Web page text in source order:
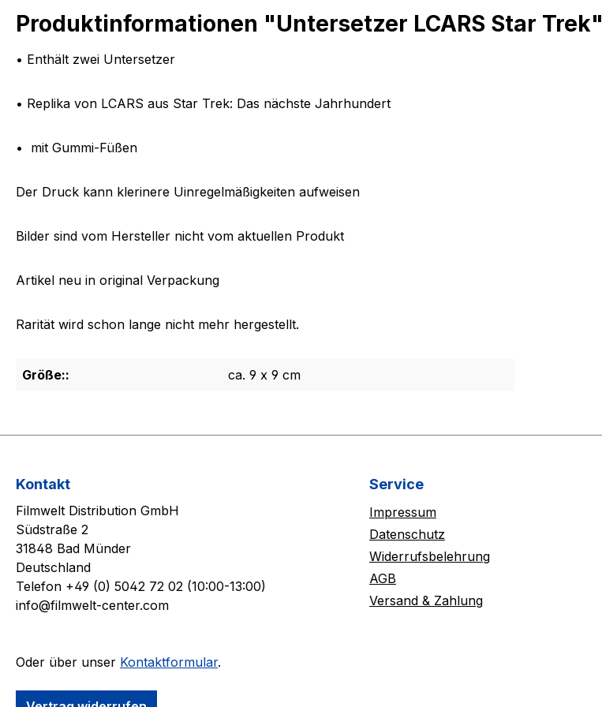
Produktinformationen "Untersetzer LCARS Star Trek"
• Enthält zwei Untersetzer
• Replika von LCARS aus Star Trek: Das nächste Jahrhundert
• mit Gummi-Füßen
Der Druck kann klerinere Uinregelmäßigkeiten aufweisen
Bilder sind vom Hersteller nicht vom aktuellen Produkt
Artikel neu in original Verpackung
Rarität wird schon lange nicht mehr hergestellt.
Größe:: ca. 9 x 9 cm
Kontakt
Filmwelt Distribution GmbH
Südstraße 2
31848 Bad Münder
Deutschland
Telefon +49 (0) 5042 72 02 (10:00-13:00)
info@filmwelt-center.com
Oder über unser Kontaktformular.
Service
Impressum
Datenschutz
Widerrufsbelehrung
AGB
Versand & Zahlung